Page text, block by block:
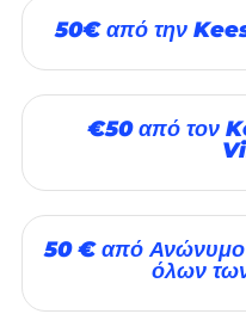
50€ από την
€50 από τον
50 € από Ανώνυμο
όλων